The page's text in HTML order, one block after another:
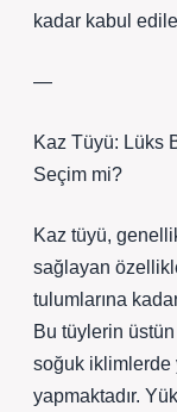
kadar kabul
—
Kaz Tüyü: Lüks
Seçim mi?
Kaz tüyü,
sağlayan
tulumlarına
Bu tüylerin
soğuk iklimlerde
yapmaktadır.